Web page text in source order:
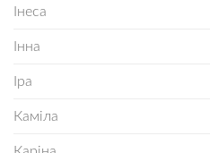
Інеса
Інна
Іра
Каміла